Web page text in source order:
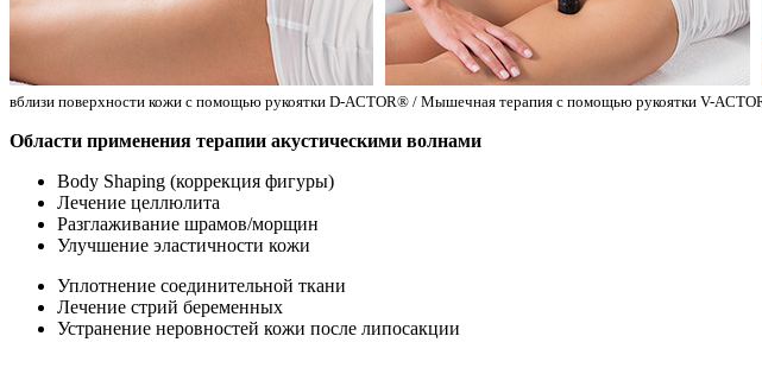
вблизи поверхности кожи с помощью рукоятки D-ACTOR® / Мышечная терапия с помощью рукоятки V-
Области применения терапии акустическими волнами
Body Shaping (коррекция фигуры)
Лечение целлюлита
Разглаживание шрамов/морщин
Улучшение эластичности кожи
Уплотнение соединительной ткани
Лечение стрий беременных
Устранение неровностей кожи после липосакции